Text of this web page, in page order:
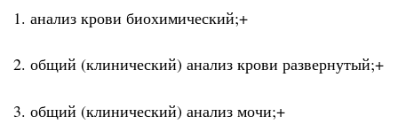
1. анализ крови биохимический;+
2. общий (клинический) анализ крови развернутый;+
3. общий (клинический) анализ мочи;+